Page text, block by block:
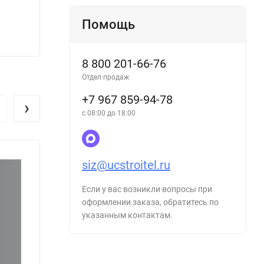
›
Помощь
8 800 201-66-76
Отдел продаж
+7 967 859-94-78
с 08:00 до 18:00
siz@ucstroitel.ru
Если у вас возникли вопросы при
оформлении заказа, обратитесь по
указанным контактам.